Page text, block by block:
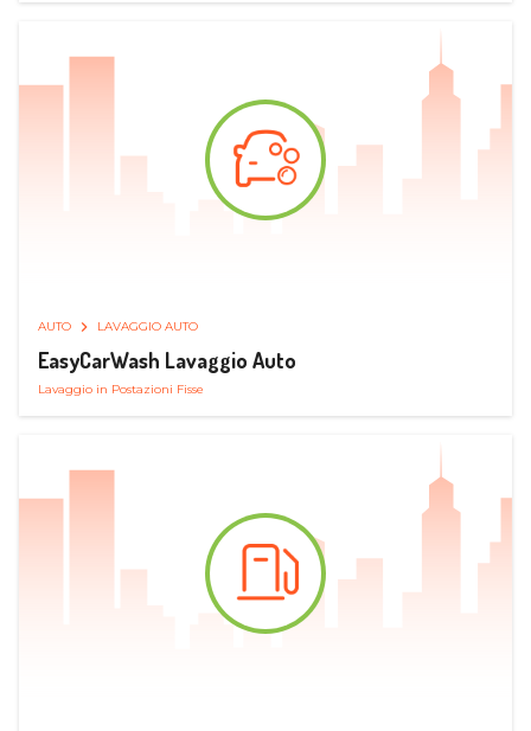
AUTO LAVAGGIO AUTO
EasyCarWash Lavaggio Auto
Lavaggio in Postazioni Fisse